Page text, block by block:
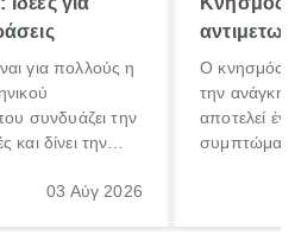
για πολλούς η
συνδυάζει την
δίνει την
λίγες μέρες
03 Αύγ 2026
Ο κνησμός
την ανάγκη
αποτελεί